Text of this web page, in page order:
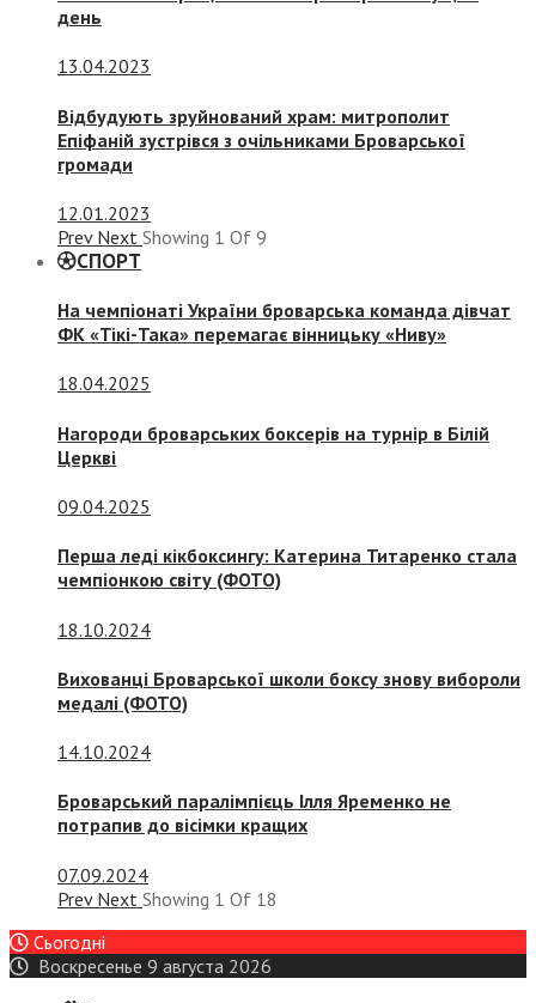
день
13.04.2023
Відбудують зруйнований храм: митрополит
Епіфаній зустрівся з очільниками Броварської
громади
12.01.2023
Prev Next Showing 1 Of 9
СПОРТ
На чемпіонаті України броварська команда дівчат
ФК «Тікі-Така» перемагає вінницьку «Ниву»
18.04.2025
Нагороди броварських боксерів на турнір в Білій
Церкві
09.04.2025
Перша леді кікбоксингу: Катерина Титаренко стала
чемпіонкою світу (ФОТО)
18.10.2024
Вихованці Броварської школи боксу знову вибороли
медалі (ФОТО)
14.10.2024
Броварський паралімпієць Ілля Яременко не
потрапив до вісімки кращих
07.09.2024
Prev Next Showing 1 Of 18
Сьогодні
Воскресенье 9 августа 2026